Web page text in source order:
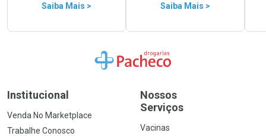
Saiba Mais > Saiba Mais >
Ir para a Home
Institucional
Venda No Marketplace
Trabalhe Conosco
Nossos
Serviços
Vacinas